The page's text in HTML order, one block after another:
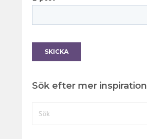
Sök efter mer inspiration